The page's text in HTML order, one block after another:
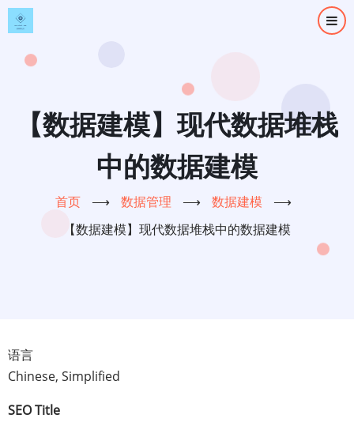
跳
转
【数据建模】现代数据堆栈
中的数据建模
首页 ⟶ 数据管理 ⟶ 数据建模
⟶
【数据建模】现代数据堆栈中的数据建模
语言
Chinese, Simplified
SEO Title